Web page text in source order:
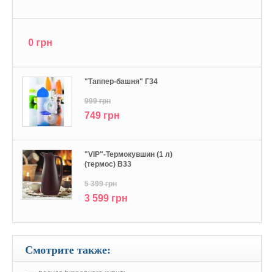
0 грн
"Tаппер-башня" Г34
999 грн
749 грн
"VIP"-Термокувшин (1 л)
(термос) В33
5 399 грн
3 599 грн
Смотрите также: